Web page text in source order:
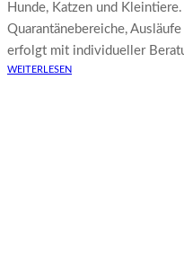
Hunde, Katzen und
Quarantänebereiche,
erfolgt mit individueller
WEITERLESEN